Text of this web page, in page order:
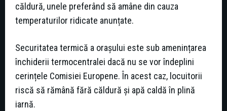
căldură, unele preferând să amâne din cauza
temperaturilor ridicate anunțate.
Securitatea termică a orașului este sub amenințarea
închiderii termocentralei dacă nu se vor îndeplini
cerințele Comisiei Europene. În acest caz, locuitorii
riscă să rămână fără căldură și apă caldă în plină
iarnă.